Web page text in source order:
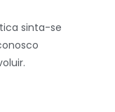
sinta-se